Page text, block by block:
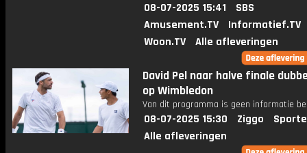
08-07-2025 15:41
SBS
Amusement.TV
Informatief.TV
Woon.TV
Alle afleveringen
David Pel naar halve finale
op Wimbledon
Van dit programma is geen informatie
08-07-2025 15:30 Ziggo
Alle afleveringen